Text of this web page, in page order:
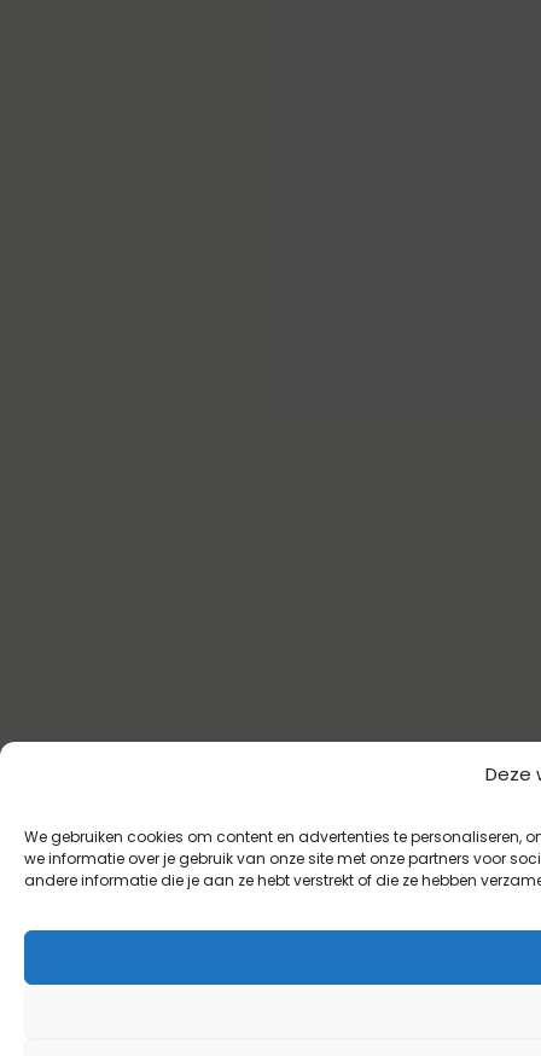
Deze
We gebruiken cookies om content en advertenties te personaliseren,
we informatie over je gebruik van onze site met onze partners voor
andere informatie die je aan ze hebt verstrekt of die ze hebben